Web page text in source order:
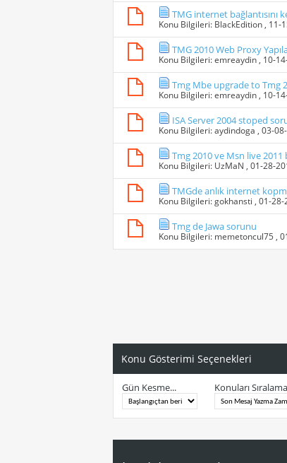
TMG internet bağlantısını
Konu Bilgileri: BlackEdition , 11-
TMG 2010 Web Proxy
Konu Bilgileri:emreaydin , 10-
Tmg Mbe upgrade to Tmg
Konu Bilgileri:emreaydin , 10-
ISA Server 2004 stoped
Konu Bilgileri:aydindoga , 03-
Tmg 2010 ve Msn live
Konu Bilgileri: UzMaN , 01-28-
TMGde anlık internet
Konu Bilgileri:gokhansti , 01-28-
Tmg de Jawa sorunu
Konu Bilgileri: memetoncul75 ,
Konu Gösterimi Seçenekleri
Gün Kesme... Konuları